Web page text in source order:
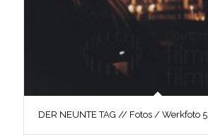
DER NEUNTE TAG // Fotos / Werkfoto 5